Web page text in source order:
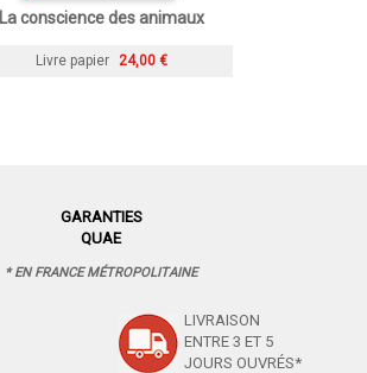
La conscience des animaux
Livre papier 24,00 €
GARANTIES
QUAE
* EN FRANCE MÉTROPOLITAINE
LIVRAISON
ENTRE 3 ET 5
JOURS OUVRÉS*